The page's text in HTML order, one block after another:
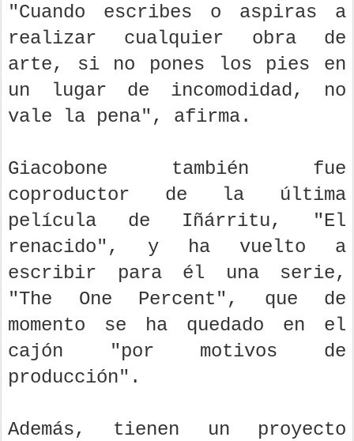
"Cuando escribes o aspiras a
realizar cualquier obra de
arte, si no pones los pies en
un lugar de incomodidad, no
vale la pena", afirma.
Giacobone también fue
coproductor de la última
película de Iñárritu, "El
renacido", y ha vuelto a
escribir para él una serie,
"The One Percent", que de
momento se ha quedado en el
cajón "por motivos de
producción".
Además, tienen un proyecto